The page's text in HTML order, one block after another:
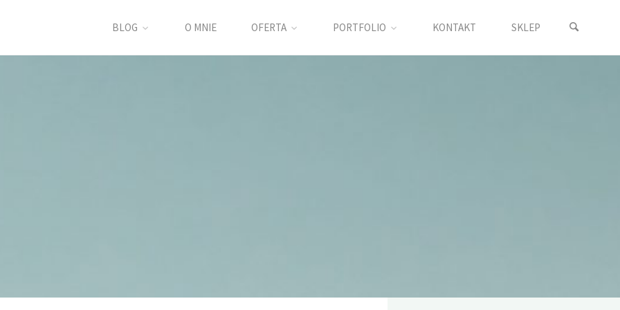
BLOG O MNIE OFERTA PORTFOLIO KONTAKT SKLEP